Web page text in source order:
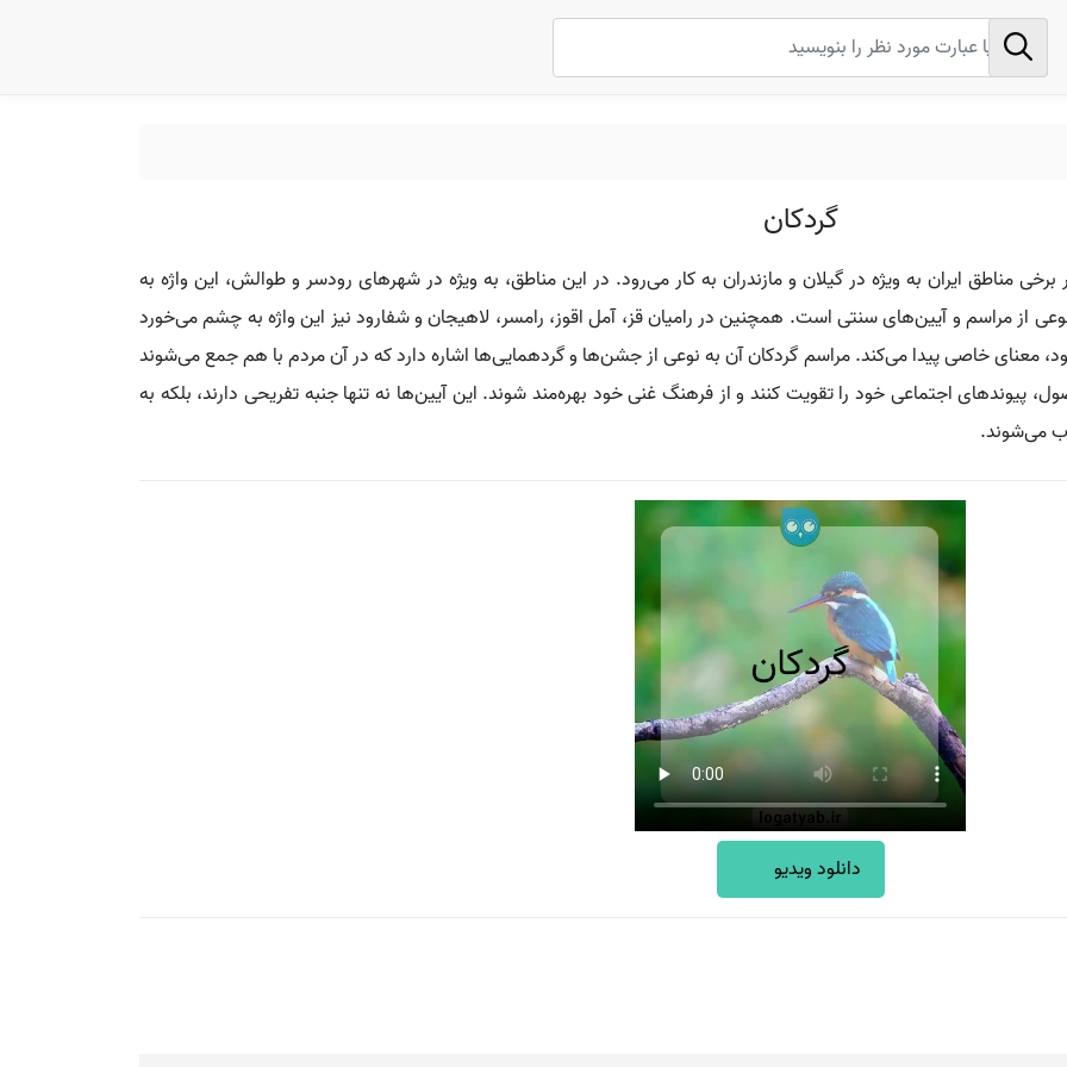
گردکان
مناطق ایران به ویژه در گیلان و مازندران به کار می‌رود. در این مناطق، به ویژه در شهرهای رودسر و طوالش، این واژه به
از مراسم و آیین‌های سنتی است. همچنین در رامیان قز، آمل اقوز، رامسر، لاهیجان و شفارود نیز این واژه به چشم می‌خورد
معنای خاصی پیدا می‌کند. مراسم گردکان آن به نوعی از جشن‌ها و گردهمایی‌ها اشاره دارد که در آن مردم با هم جمع می‌شوند
اجتماعی خود را تقویت کنند و از فرهنگ غنی خود بهره‌مند شوند. این آیین‌ها نه تنها جنبه تفریحی دارند، بلکه به
می‌شوند.
دانلود ویدیو